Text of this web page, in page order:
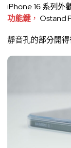
iPhone 16 系列外
功能鍵 ， Ostand
靜音孔的部分開